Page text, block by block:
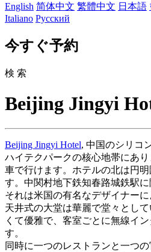
English 简体中文 繁體中文 日本語
Italiano Русский
今すぐ予約
検 索
Beijing Jingyi
Beijing Jingyi Hotel, 中国のシリコ
ハイテクパークの核心地帯にあ
車で行けます。ホテルの北は円
す。中関村地下鉄知春路城鉄駅に
それは米国の有名なデザイナー
天井式の大堂は華麗で堂々とし
くて優雅で、客室ごとに無線イ
す。
同時に一つのレストランと一つ